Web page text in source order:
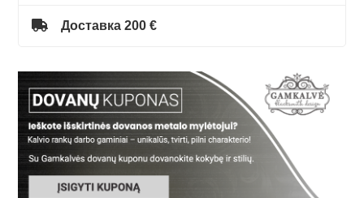
Доставка 200 €